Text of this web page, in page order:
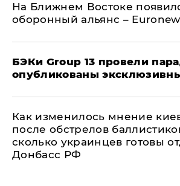
На Ближнем Востоке
оборонный альянс –
​БЭКи Group 13 провели
опубликованы
Как изменилось мнение
после обстрелов
сколько украинцев готовы
Донбасс РФ